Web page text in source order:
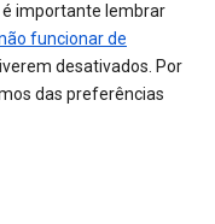
importante lembrar
funcionar de
desativados. Por
das preferências